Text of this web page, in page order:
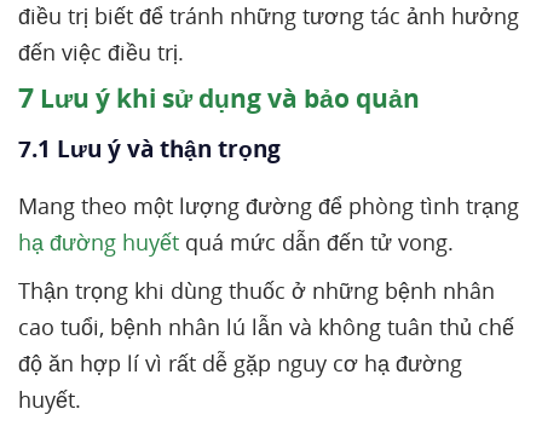
điều trị biết để tránh những tương tác ảnh hưởng
đến việc điều trị.
7 Lưu ý khi sử dụng và bảo quản
7.1 Lưu ý và thận trọng
Mang theo một lượng đường để phòng tình trạng
hạ đường huyết quá mức dẫn đến tử vong.
Thận trọng khi dùng thuốc ở những bệnh nhân
cao tuổi, bệnh nhân lú lẫn và không tuân thủ chế
độ ăn hợp lí vì rất dễ gặp nguy cơ hạ đường
huyết.